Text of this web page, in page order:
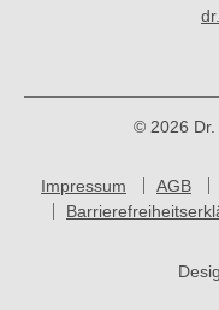
© 2026 Dr.
Impressum AGB